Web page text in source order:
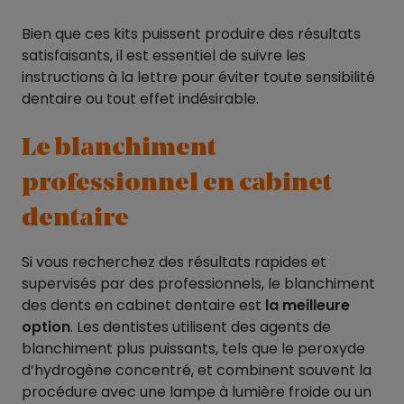
Bien que ces kits puissent produire des résultats
satisfaisants, il est essentiel de suivre les
instructions à la lettre pour éviter toute sensibilité
dentaire ou tout effet indésirable.
Le blanchiment
professionnel en cabinet
dentaire
Si vous recherchez des résultats rapides et
supervisés par des professionnels, le blanchiment
des dents en cabinet dentaire est la meilleure
option. Les dentistes utilisent des agents de
blanchiment plus puissants, tels que le peroxyde
d’hydrogène concentré, et combinent souvent la
procédure avec une lampe à lumière froide ou un